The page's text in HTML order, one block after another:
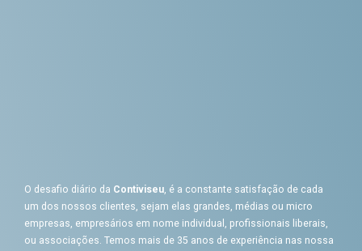
O desafio diário da Contiviseu, é a constante satisfação de cada
um dos nossos clientes, sejam elas grandes, médias ou micro
empresas, empresários em nome individual, profissionais liberais,
ou associações. Temos mais de 35 anos de experiência nas nossa